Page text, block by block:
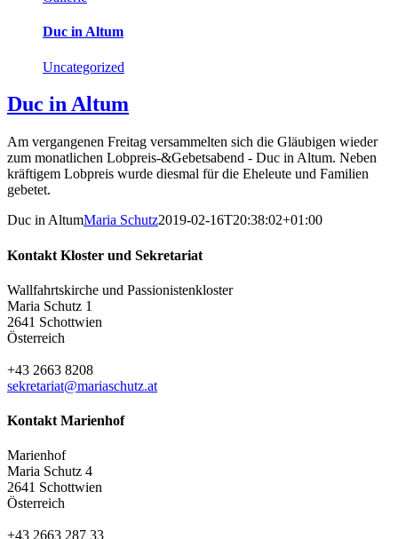
Duc in Altum
Uncategorized
Duc in Altum
Am vergangenen Freitag versammelten sich die Gläubigen wieder
zum monatlichen Lobpreis-&Gebetsabend - Duc in Altum. Neben
kräftigem Lobpreis wurde diesmal für die Eheleute und Familien
gebetet.
Duc in AltumMaria Schutz2019-02-16T20:38:02+01:00
Kontakt Kloster und Sekretariat
Wallfahrtskirche und Passionistenkloster
Maria Schutz 1
2641 Schottwien
Österreich
+43 2663 8208
sekretariat@mariaschutz.at
Kontakt Marienhof
Marienhof
Maria Schutz 4
2641 Schottwien
Österreich
+43 2663 287 33